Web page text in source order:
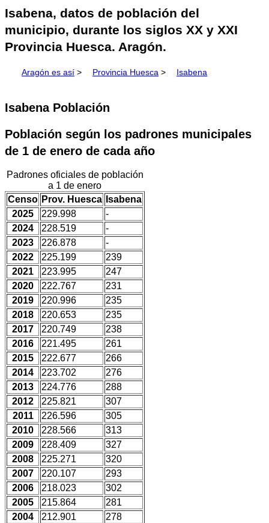
Isabena, datos de población del
municipio, durante los siglos XX y XXI
Provincia Huesca. Aragón.
Aragón es así > Provincia Huesca > Isabena
Isabena Población
Población según los padrones municipales
de 1 de enero de cada año
Padrones oficiales de población
a 1 de enero
Censo Prov. Huesca Isabena
2025
229.998
-
2024
228.519
-
2023
226.878
-
2022
225.199
239
2021
223.995
247
2020
222.767
231
2019
220.996
235
2018
220.653
235
2017
220.749
238
2016
221.495
261
2015
222.677
266
2014
223.702
276
2013
224.776
288
2012
225.821
307
2011
226.596
305
2010
228.566
313
2009
228.409
327
2008
225.271
320
2007
220.107
293
2006
218.023
302
2005
215.864
281
2004
212.901
278